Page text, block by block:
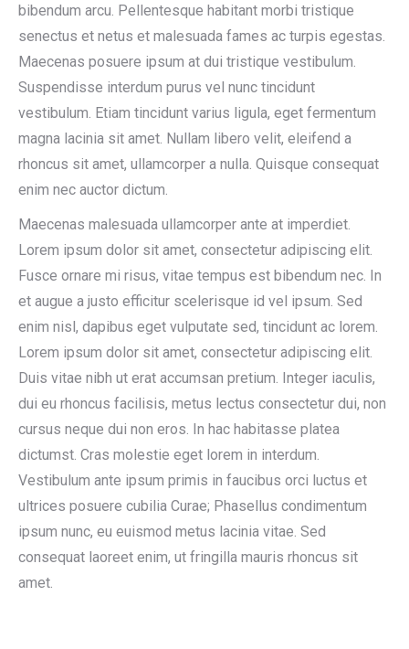
bibendum arcu. Pellentesque habitant morbi tristique
senectus et netus et malesuada fames ac turpis egestas.
Maecenas posuere ipsum at dui tristique vestibulum.
Suspendisse interdum purus vel nunc tincidunt
vestibulum. Etiam tincidunt varius ligula, eget fermentum
magna lacinia sit amet. Nullam libero velit, eleifend a
rhoncus sit amet, ullamcorper a nulla. Quisque consequat
enim nec auctor dictum.
Maecenas malesuada ullamcorper ante at imperdiet.
Lorem ipsum dolor sit amet, consectetur adipiscing elit.
Fusce ornare mi risus, vitae tempus est bibendum nec. In
et augue a justo efficitur scelerisque id vel ipsum. Sed
enim nisl, dapibus eget vulputate sed, tincidunt ac lorem.
Lorem ipsum dolor sit amet, consectetur adipiscing elit.
Duis vitae nibh ut erat accumsan pretium. Integer iaculis,
dui eu rhoncus facilisis, metus lectus consectetur dui, non
cursus neque dui non eros. In hac habitasse platea
dictumst. Cras molestie eget lorem in interdum.
Vestibulum ante ipsum primis in faucibus orci luctus et
ultrices posuere cubilia Curae; Phasellus condimentum
ipsum nunc, eu euismod metus lacinia vitae. Sed
consequat laoreet enim, ut fringilla mauris rhoncus sit
amet.